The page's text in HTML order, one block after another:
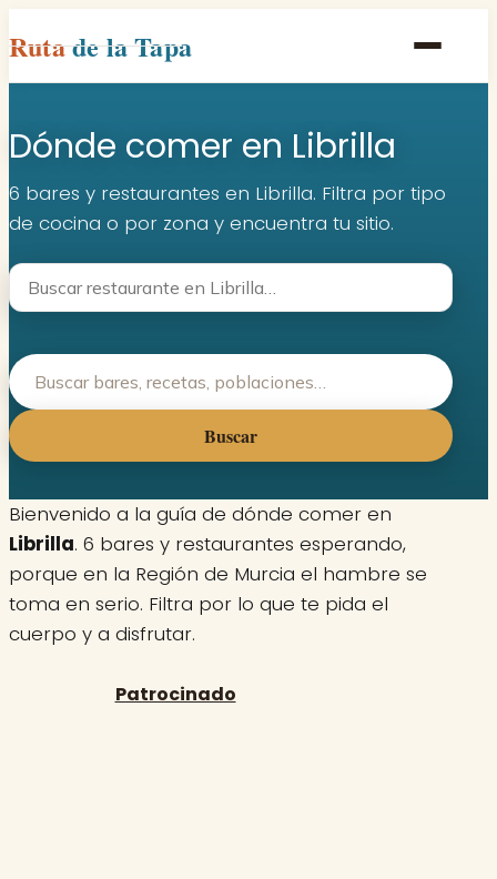
Rutade la Tapa
Inicio
Poblaciones
Rutas
Contacto
Dónde comer en Librilla
6 bares y restaurantes en Librilla. Filtra por tipo
de cocina o por zona y encuentra tu sitio.
Buscar
Bienvenido a la guía de dónde comer en
Librilla. 6 bares y restaurantes esperando,
porque en la Región de Murcia el hambre se
toma en serio. Filtra por lo que te pida el
cuerpo y a disfrutar.